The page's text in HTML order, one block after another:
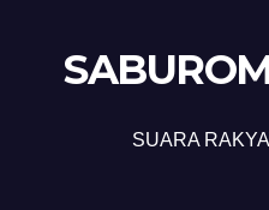
SUARA